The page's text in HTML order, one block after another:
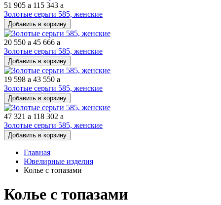
51 905 a 115 343 a
Золотые серьги 585, женские
Добавить в корзину
20 550 a 45 666 a
Золотые серьги 585, женские
Добавить в корзину
19 598 a 43 550 a
Золотые серьги 585, женские
Добавить в корзину
47 321 a 118 302 a
Золотые серьги 585, женские
Добавить в корзину
Главная
Ювелирные изделия
Колье с топазами
Колье с топазами